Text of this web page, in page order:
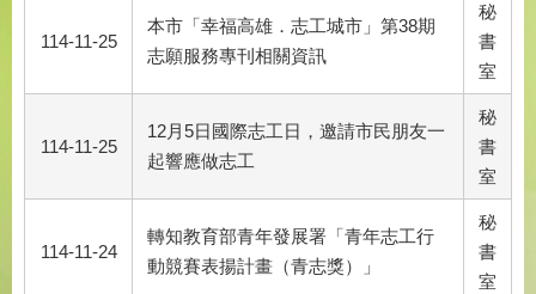
114-11-25
本市「幸福高雄．志工城市」第38期
志願服務專刊相關資訊
秘
書
室
114-11-25
12月5日國際志工日，邀請市民朋友一
起響應做志工
秘
書
室
114-11-24
轉知教育部青年發展署「青年志工行
動競賽表揚計畫（青志獎）」
秘
書
室